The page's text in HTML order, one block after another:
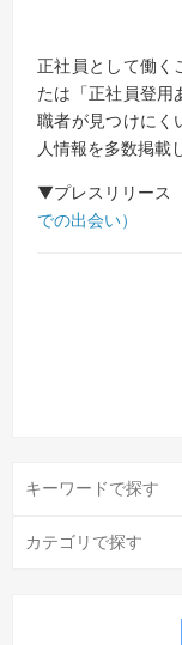
正社員として働く
たは「正社員登用
職者が見つけにく
人情報を多数掲載
▼プレスリリー
での出会い）